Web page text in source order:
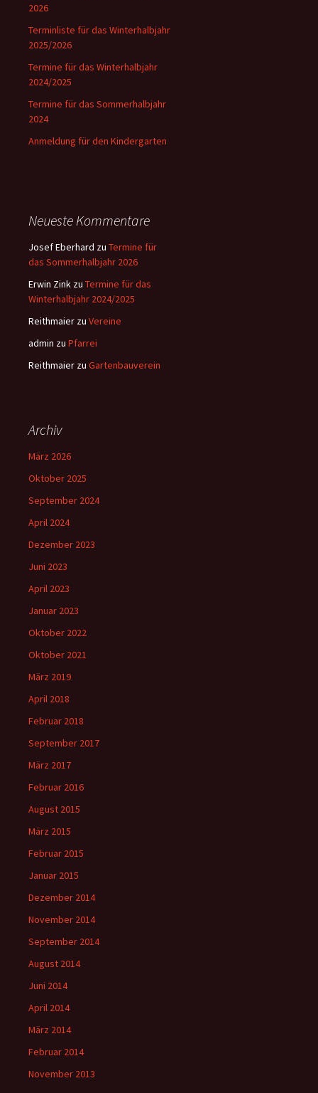
2026
Terminliste für das Winterhalbjahr
2025/2026
Termine für das Winterhalbjahr
2024/2025
Termine für das Sommerhalbjahr
2024
Anmeldung für den Kindergarten
Neueste Kommentare
Josef Eberhard zu Termine für
das Sommerhalbjahr 2026
Erwin Zink zu Termine für das
Winterhalbjahr 2024/2025
Reithmaier zu Vereine
admin zu Pfarrei
Reithmaier zu Gartenbauverein
Archiv
März 2026
Oktober 2025
September 2024
April 2024
Dezember 2023
Juni 2023
April 2023
Januar 2023
Oktober 2022
Oktober 2021
März 2019
April 2018
Februar 2018
September 2017
März 2017
Februar 2016
August 2015
März 2015
Februar 2015
Januar 2015
Dezember 2014
November 2014
September 2014
August 2014
Juni 2014
April 2014
März 2014
Februar 2014
November 2013